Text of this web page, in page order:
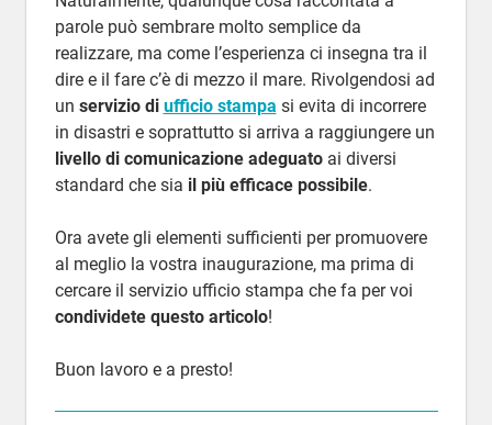
parole può sembrare molto semplice da
realizzare, ma come l’esperienza ci insegna tra il
dire e il fare c’è di mezzo il mare. Rivolgendosi ad
un servizio di ufficio stampa si evita di incorrere
in disastri e soprattutto si arriva a raggiungere un
livello di comunicazione adeguatoai diversi
standard che sia il più efficace possibile.
Ora avete gli elementi sufficienti per promuovere
al meglio la vostra inaugurazione, ma prima di
cercare il servizio ufficio stampa che fa per voi
condividete questo articolo!
Buon lavoro e a presto!